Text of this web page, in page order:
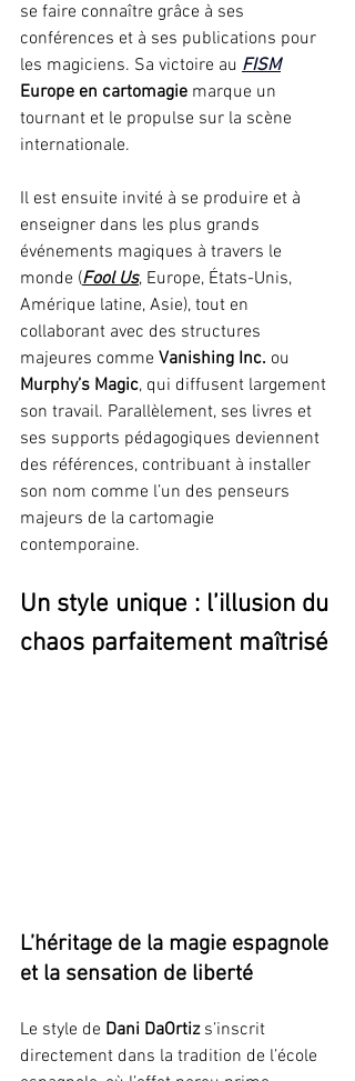
se faire connaître grâce à ses
conférences et à ses publications pour
les magiciens. Sa victoire au FISM
Europe en cartomagie marque un
tournant et le propulse sur la scène
internationale.
Il est ensuite invité à se produire et à
enseigner dans les plus grands
événements magiques à travers le
monde (Fool Us, Europe, États-Unis,
Amérique latine, Asie), tout en
collaborant avec des structures
majeures comme Vanishing Inc. ou
Murphy’s Magic, qui diffusent largement
son travail. Parallèlement, ses livres et
ses supports pédagogiques deviennent
des références, contribuant à installer
son nom comme l’un des penseurs
majeurs de la cartomagie
contemporaine.
Un style unique : l’illusion du
chaos parfaitement maîtrisé
L’héritage de la magie espagnole
et la sensation de liberté
Le style de Dani DaOrtiz s’inscrit
directement dans la tradition de l’école